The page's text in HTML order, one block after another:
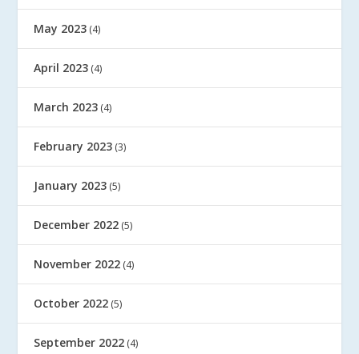
May 2023 (4)
April 2023 (4)
March 2023 (4)
February 2023 (3)
January 2023 (5)
December 2022 (5)
November 2022 (4)
October 2022 (5)
September 2022 (4)